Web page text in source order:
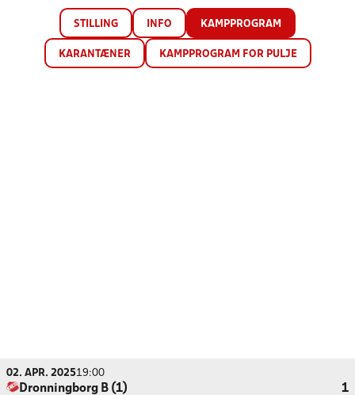
STILLING INFO KAMPPROGRAM
KARANTÆNER KAMPPROGRAM FOR PULJE
02. APR. 202519:00
Dronningborg B (1)
1